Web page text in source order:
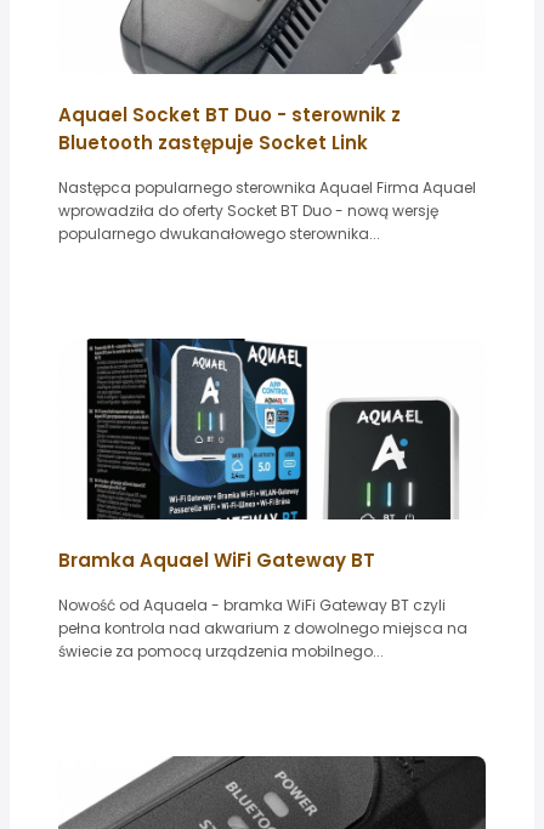
Aquael Socket BT Duo - sterownik z
Bluetooth zastępuje Socket Link
Następca popularnego sterownika Aquael Firma Aquael
wprowadziła do oferty Socket BT Duo - nową wersję
popularnego dwukanałowego sterownika...
Bramka Aquael WiFi Gateway BT
Nowość od Aquaela - bramka WiFi Gateway BT czyli
pełna kontrola nad akwarium z dowolnego miejsca na
świecie za pomocą urządzenia mobilnego...